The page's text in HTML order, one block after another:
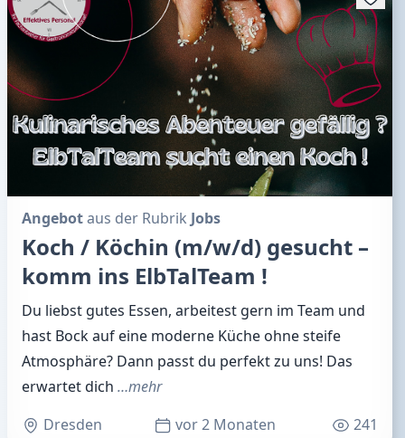
Angebotaus der Rubrik Jobs
Koch / Köchin (m/w/d) gesucht –
komm ins ElbTalTeam !
Du liebst gutes Essen, arbeitest gern im Team und
hast Bock auf eine moderne Küche ohne steife
Atmosphäre? Dann passt du perfekt zu uns! Das
erwartet dich …mehr
Dresden
vor 2 Monaten 241